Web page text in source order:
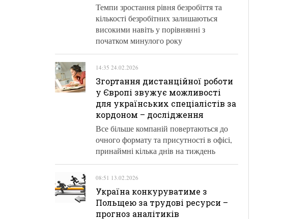
Темпи зростання рівня безробіття та
кількості безробітних залишаються
високими навіть у порівнянні з
початком минулого року
14:35 24.02.2026
Згортання дистанційної роботи
у Європі звужує можливості
для українських спеціалістів за
кордоном – дослідження
Все більше компаній повертаються до
очного формату та присутності в офісі,
принаймні кілька днів на тиждень
08:51 13.02.2026
Україна конкуруватиме з
Польщею за трудові ресурси –
прогноз аналітиків